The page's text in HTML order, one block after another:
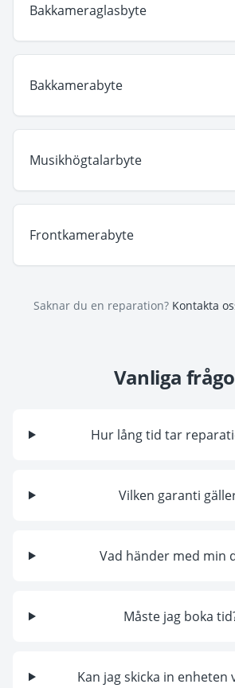
Bakkameraglasbyte
Bakkamerabyte
Musikhögtalarbyte
Frontkamerabyte
Saknar du en reparation? Kontakta
Vanliga
Hur lång tid tar
Vilken garanti
Vad händer med min
Måste jag boka
Kan jag skicka in enheten